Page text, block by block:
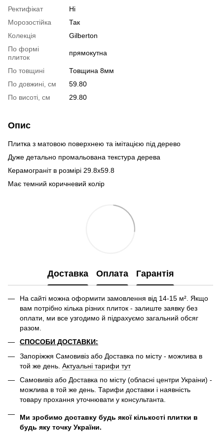
Ректифікат
Ні
Морозостійка
Так
Колекція
Gilberton
По формі
плиток
прямокутна
По товщині
Товщина 8мм
По довжині, см
59.80
По висоті, см
29.80
Опис
Плитка з матовою поверхнею та імітацією під дерево
Дуже детально промальована текстура дерева
Керамограніт в розмірі 29.8х59.8
Має темний коричневий колір
Доставка Оплата Гарантія
На сайті можна оформити замовлення від 14-15 м². Якщо
вам потрібно кілька різних плиток - залиште заявку без
оплати, ми все узгодимо й підрахуємо загальний обсяг
разом.
СПОСОБИ ДОСТАВКИ:
Запоріжжя Самовивіз або Доставка по місту - можлива в
той же день. Актуальні тарифи тут
Самовивіз або Доставка по місту (обласні центри Украіни) -
можлива в той же день. Тарифи доставки і наявність
товару прохання уточнювати у консультанта.
Ми зробимо доставку будь якої кількості плитки в
будь яку точку України.